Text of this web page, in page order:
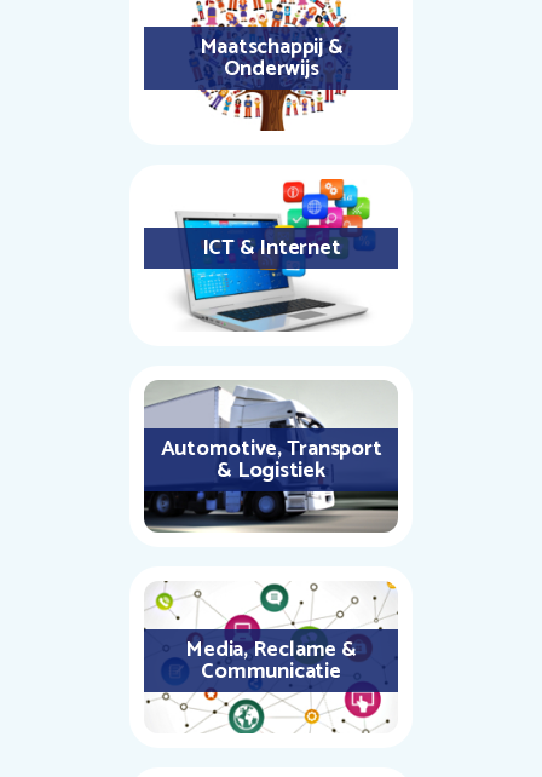
Maatschappij &
Onderwijs
ICT & Internet
Automotive, Transport
& Logistiek
Media, Reclame &
Communicatie